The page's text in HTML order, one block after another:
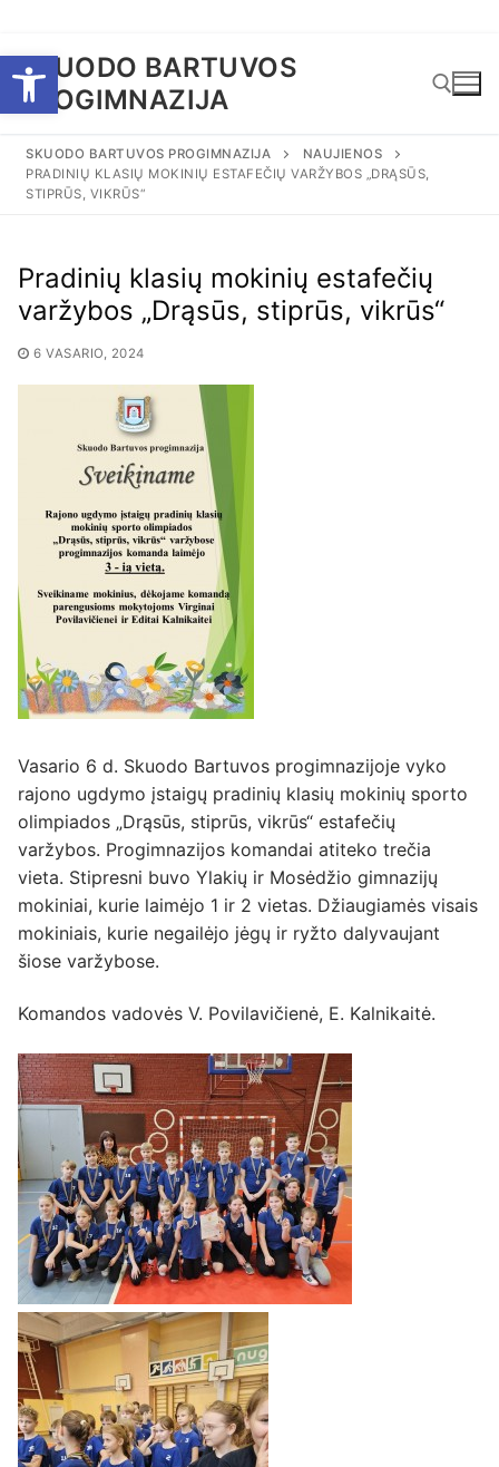
Open toolbar
prie
turinio
SKUODO BARTUVOS
PROGIMNAZIJA
Ieškoti:
SKUODO BARTUVOS PROGIMNAZIJA
NAUJIENOS
PRADINIŲ KLASIŲ MOKINIŲ ESTAFEČIŲ VARŽYBOS „DRĄSŪS,
STIPRŪS, VIKRŪS“
Pradinių klasių mokinių estafečių
varžybos „Drąsūs, stiprūs, vikrūs“
6 VASARIO, 2024
Vasario 6 d. Skuodo Bartuvos progimnazijoje vyko
rajono ugdymo įstaigų pradinių klasių mokinių sporto
olimpiados „Drąsūs, stiprūs, vikrūs“ estafečių
varžybos. Progimnazijos komandai atiteko trečia
vieta. Stipresni buvo Ylakių ir Mosėdžio gimnazijų
mokiniai, kurie laimėjo 1 ir 2 vietas. Džiaugiamės visais
mokiniais, kurie negailėjo jėgų ir ryžto dalyvaujant
šiose varžybose.
Komandos vadovės V. Povilavičienė, E. Kalnikaitė.